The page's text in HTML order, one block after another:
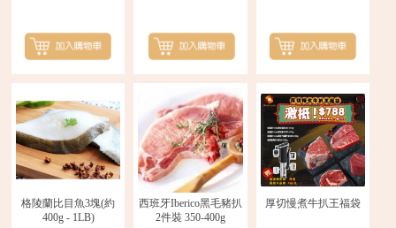
格陵蘭比目魚3塊(約
400g - 1LB)
西班牙Iberico黑毛豬扒
2件裝 350-400g
厚切慢煮牛扒王福袋